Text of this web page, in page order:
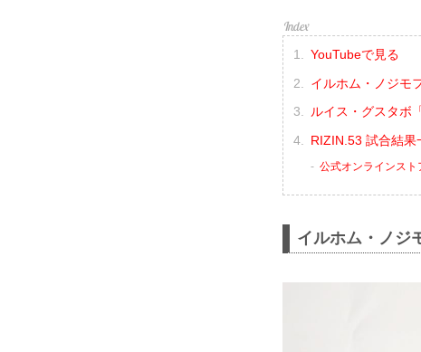
YouTubeで見る
イルホム・ノジモ
ルイス・グスタボ
RIZIN.53 試合結果
公式オンラインスト
イルホム・ノジ